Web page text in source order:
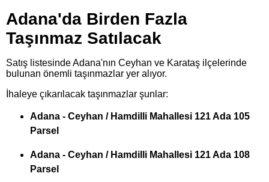
Adana'da Birden Fazla
Taşınmaz Satılacak
Satış listesinde Adana'nın Ceyhan ve Karataş ilçelerinde
bulunan önemli taşınmazlar yer alıyor.
İhaleye çıkarılacak taşınmazlar şunlar:
Adana - Ceyhan / Hamdilli Mahallesi 121 Ada 105
Parsel
Adana - Ceyhan / Hamdilli Mahallesi 121 Ada 108
Parsel